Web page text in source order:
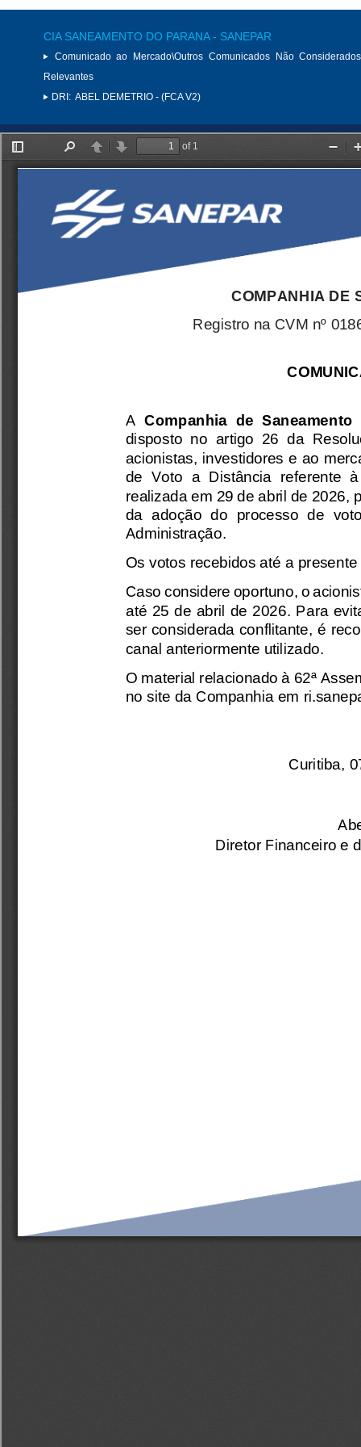
CIA SANEAMENTO DO PARANA - SANEPAR
Comunicado ao Mercado\Outros Comunicados Não
Relevantes
DRI: ABEL DEMETRIO - (FCA V2)